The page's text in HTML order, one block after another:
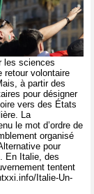
les sciences
retour volontaire
à partir des
pour désigner
vers des États
La
le mot d’ordre de
organisé
pour
En Italie, des
tentent
Italie-Un-